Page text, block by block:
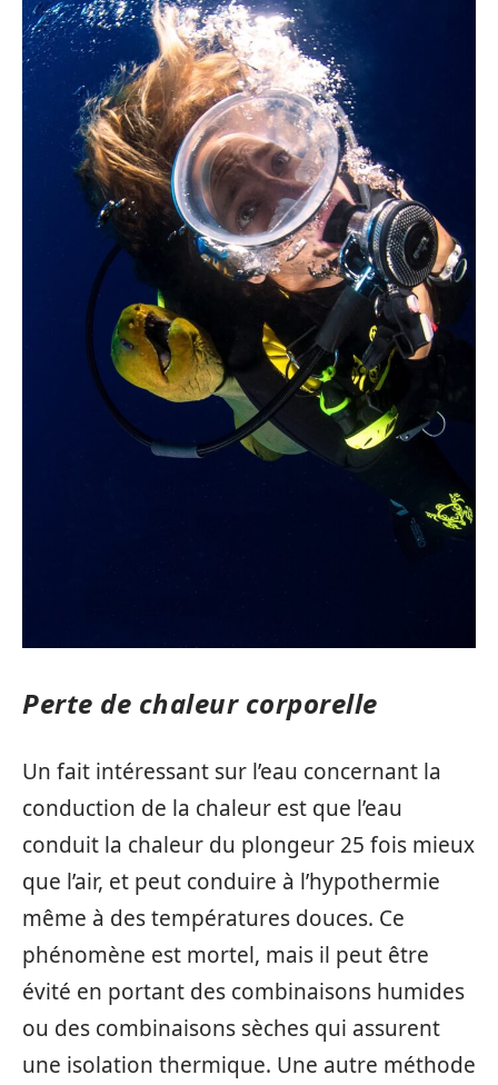
Perte de chaleur corporelle
Un fait intéressant sur l’eau concernant la
conduction de la chaleur est que l’eau
conduit la chaleur du plongeur 25 fois mieux
que l’air, et peut conduire à l’hypothermie
même à des températures douces. Ce
phénomène est mortel, mais il peut être
évité en portant des combinaisons humides
ou des combinaisons sèches qui assurent
une isolation thermique. Une autre méthode